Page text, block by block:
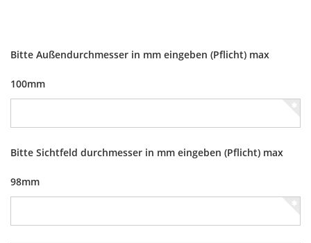
Bitte Außendurchmesser in mm eingeben (Pflicht) max
100mm
Bitte Sichtfeld durchmesser in mm eingeben (Pflicht) max
98mm